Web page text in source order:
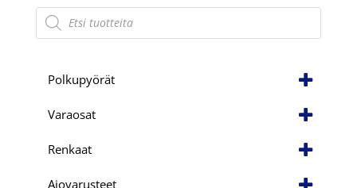
Products
search
Polkupyörät
Varaosat
Renkaat
Ajovarusteet